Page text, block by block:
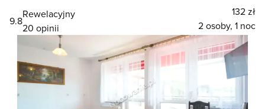
9.8
Rewelacyjny
20 opinii
132 zł
2 osoby, 1 noc